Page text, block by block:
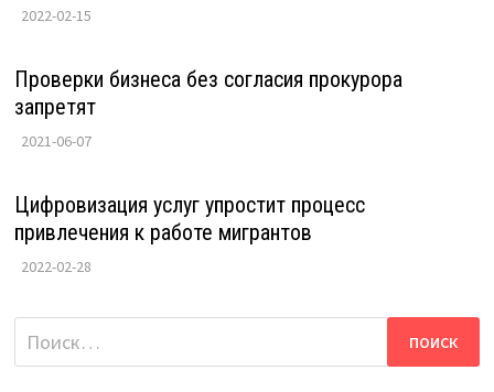
2022-02-15
Проверки бизнеса без согласия прокурора
запретят
2021-06-07
Цифровизация услуг упростит процесс
привлечения к работе мигрантов
2022-02-28
Найти: